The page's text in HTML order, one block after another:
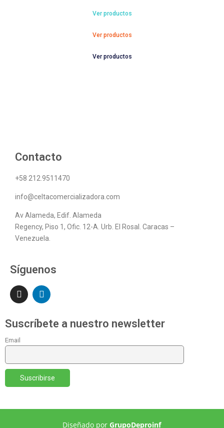
Ver productos
Ver productos
Ver productos
Contacto
+58 212.9511470
info@celtacomercializadora.com
Av Alameda, Edif. Alameda
Regency, Piso 1, Ofic. 12-A. Urb. El Rosal. Caracas –
Venezuela.
Síguenos
Suscríbete a nuestro newsletter
Email
Diseñado porGrupoDeproinf